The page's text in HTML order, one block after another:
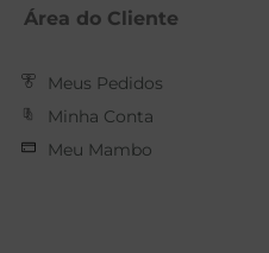
Área do Cliente
Meus Pedidos
Minha Conta
Meu Mambo